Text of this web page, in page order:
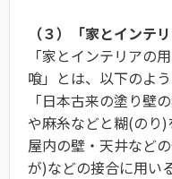
（３）「家とインテ
「家とインテリアの
喰」とは、以下のよ
「日本古来の塗り壁
や麻糸などと糊(のり
屋内の壁・天井など
が)などの接合に用い